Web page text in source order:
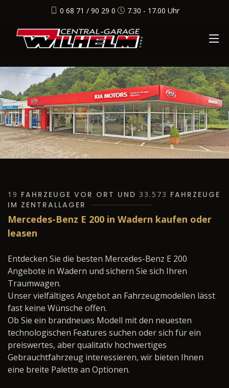
0 68 71 / 90 29 0 7.30 - 17.00 Uhr
19 FAHRZEUGE VOR ORT UND 33.573 FAHRZEUGE
IM ZENTRALLAGER
Mercedes-Benz E 200 in Wadern kaufen oder
leasen
Entdecken Sie die besten Mercedes-Benz E 200
Angebote in Wadern und sichern Sie sich Ihren
Traumwagen.
Unser vielfältiges Angebot an Fahrzeugmodellen lässt
fast keine Wünsche offen.
Ob Sie ein brandneues Modell mit den neuesten
technologischen Features suchen oder sich für ein
preiswertes, aber qualitativ hochwertiges
Gebrauchtfahrzeug interessieren, wir bieten Ihnen
eine breite Palette an Optionen.